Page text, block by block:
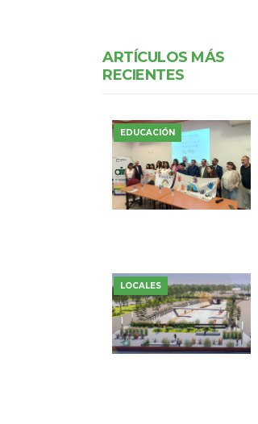
ARTÍCULOS MÁS
RECIENTES
EDUCACIÓN
LOCALES